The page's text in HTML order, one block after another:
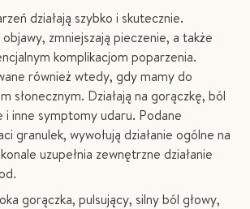
działają szybko i skutecznie.
zmniejszają pieczenie, a także
komplikacjom poparzenia.
również wtedy, gdy mamy do
słonecznym. Działają na gorączkę, ból
i inne symptomy udaru. Podane
granulek, wywołują działanie ogólne na
uzupełnia zewnętrzne działanie
gorączka, pulsujący, silny ból głowy,